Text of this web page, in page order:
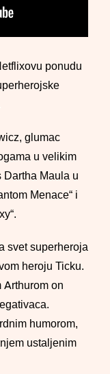
ponudu
glumac
u velikim
Maula u
Menace“ i
svet superheroja
heroju Ticku.
on
humorom,
ustaljenim